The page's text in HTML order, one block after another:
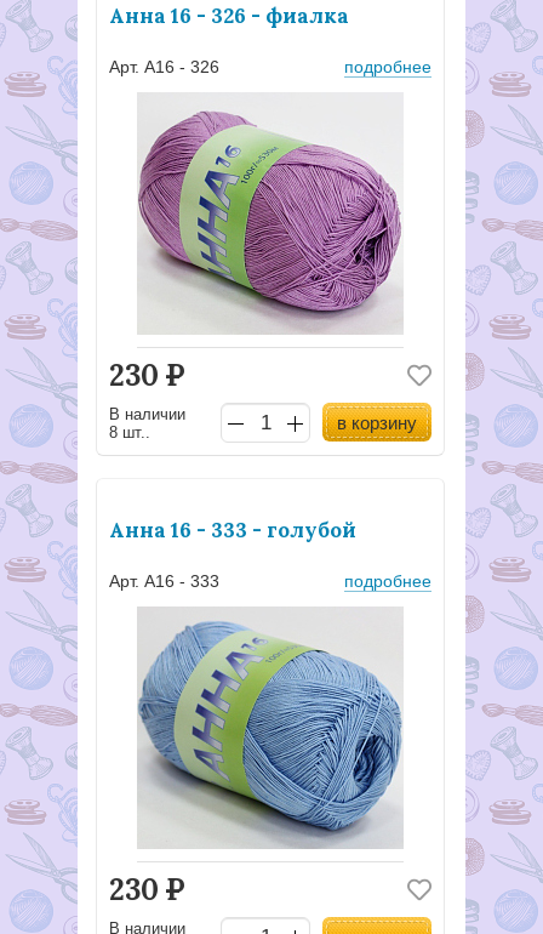
Анна 16 - 326 - фиалка
Арт. А16 - 326 подробнее
230 Р
В наличии
8 шт..
в корзину
Анна 16 - 333 - голубой
Арт. А16 - 333 подробнее
230 Р
В наличии